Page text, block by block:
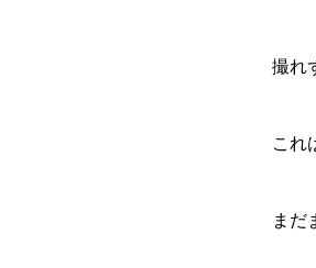
撮れ
これ
まだ